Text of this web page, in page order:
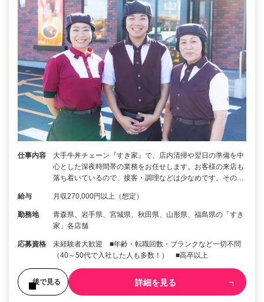
仕事内容
大手牛丼チェーン『すき家』で、店内清掃や翌日の準備を中
心とした深夜時間帯の業務をお任せします。お客様の来店も
落ち着いているので、接客・調理などは少なめです。その…
給与 月収270,000円以上（想定）
勤務地
青森県、岩手県、宮城県、秋田県、山形県、福島県の「すき
家」各店舗
応募資格
未経験者大歓迎 ■年齢・転職回数・ブランクなど一切不問
（40～50代で入社した人も多数！） ■高卒以上
後で見る 詳細を見る